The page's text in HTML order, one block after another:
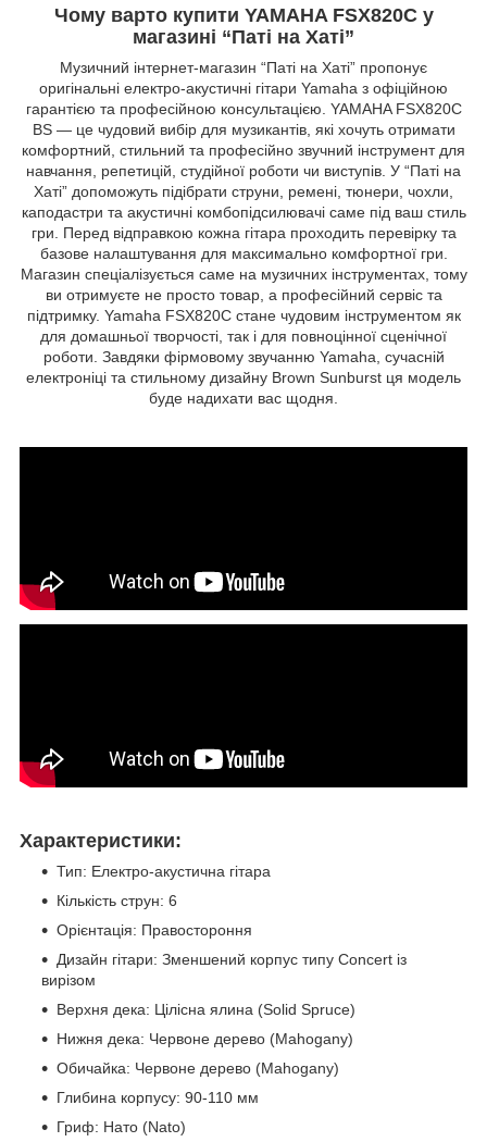
Чому варто купити YAMAHA FSX820C у
магазині “Паті на Хаті”
Музичний інтернет-магазин “Паті на Хаті” пропонує
оригінальні електро-акустичні гітари Yamaha з офіційною
гарантією та професійною консультацією. YAMAHA FSX820C
BS — це чудовий вибір для музикантів, які хочуть отримати
комфортний, стильний та професійно звучний інструмент для
навчання, репетицій, студійної роботи чи виступів. У “Паті на
Хаті” допоможуть підібрати струни, ремені, тюнери, чохли,
каподастри та акустичні комбопідсилювачі саме під ваш стиль
гри. Перед відправкою кожна гітара проходить перевірку та
базове налаштування для максимально комфортної гри.
Магазин спеціалізується саме на музичних інструментах, тому
ви отримуєте не просто товар, а професійний сервіс та
підтримку. Yamaha FSX820C стане чудовим інструментом як
для домашньої творчості, так і для повноцінної сценічної
роботи. Завдяки фірмовому звучанню Yamaha, сучасній
електроніці та стильному дизайну Brown Sunburst ця модель
буде надихати вас щодня.
Характеристики:
Тип: Електро-акустична гітара
Кількість струн: 6
Орієнтація: Правостороння
Дизайн гітари: Зменшений корпус типу Concert із
вирізом
Верхня дека: Цілісна ялина (Solid Spruce)
Нижня дека: Червоне дерево (Mahogany)
Обичайка: Червоне дерево (Mahogany)
Глибина корпусу: 90-110 мм
Гриф: Нато (Nato)